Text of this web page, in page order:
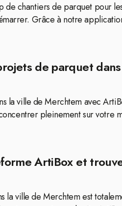
chantiers de parquet pour
Grâce à notre
de parquet
la ville de Merchtem avec
pleinement sur votre
ArtiBox et
la ville de Merchtem est